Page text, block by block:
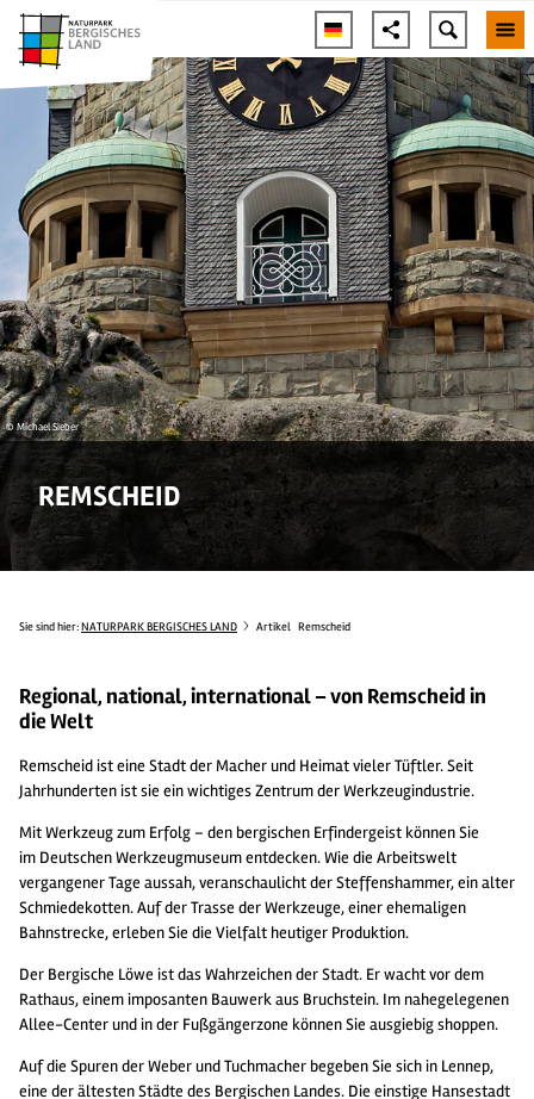
© Michael Sieber
REMSCHEID
Sie sind hier:NATURPARK BERGISCHES LAND Artikel Remscheid
Regional, national, international – von Remscheid in
die Welt
Remscheid ist eine Stadt der Macher und Heimat vieler Tüftler. Seit
Jahrhunderten ist sie ein wichtiges Zentrum der Werkzeugindustrie.
Mit Werkzeug zum Erfolg – den bergischen Erfindergeist können Sie
im Deutschen Werkzeugmuseumentdecken. Wie die Arbeitswelt
vergangener Tage aussah, veranschaulicht derSteffenshammer, ein alter
Schmiedekotten. Auf der Trasse der Werkzeuge, einer ehemaligen
Bahnstrecke, erleben Sie die Vielfalt heutiger Produktion.
Der Bergische Löwe ist das Wahrzeichen der Stadt. Er wacht vor dem
Rathaus, einem imposanten Bauwerk aus Bruchstein. Im nahegelegenen
Allee-Center und in der Fußgängerzone können Sie ausgiebig shoppen.
Auf die Spuren der Weber und Tuchmacher begeben Sie sich in Lennep,
eine der ältesten Städte des Bergischen Landes. Die einstige Hansestadt